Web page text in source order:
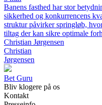
Banens fasthed har stor
sikkerhed og konkurrencens
struktur påvirker springløb,
tiltag der kan sikre optimale
Christian Jørgensen
Christian
Jørgensen
Bet Guru
Bliv klogere på os
Kontakt